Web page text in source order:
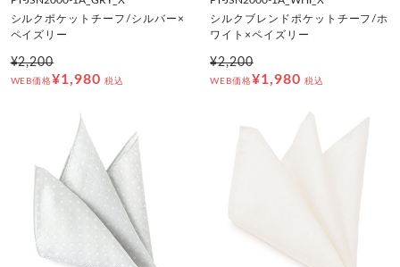
シルクポケットチーフ/シルバー×
ペイズリー
¥2,200
WEB価格¥1,980 税込
シルクブレンドポケットチーフ/ホ
ワイト×ペイズリー
¥2,200
WEB価格¥1,980 税込